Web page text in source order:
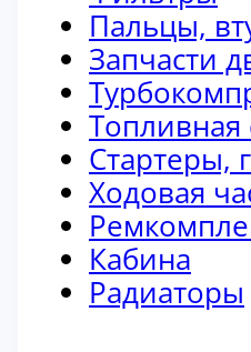
Пальцы,
Запчасти
Топливная
Стартеры,
Ходовая
Кабина
Радиаторы